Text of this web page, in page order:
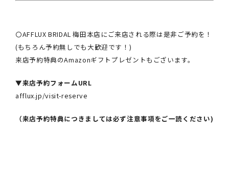
〇AFFLUX BRIDAL 梅田本店にご来店される際は是非ご予約を！
(もちろん予約無しでも大歓迎です！)
来店予約特典のAmazonギフトプレゼントもございます。
▼来店予約フォームURL
afflux.jp/visit-reserve
（来店予約特典につきましては必ず注意事項をご一読ください)